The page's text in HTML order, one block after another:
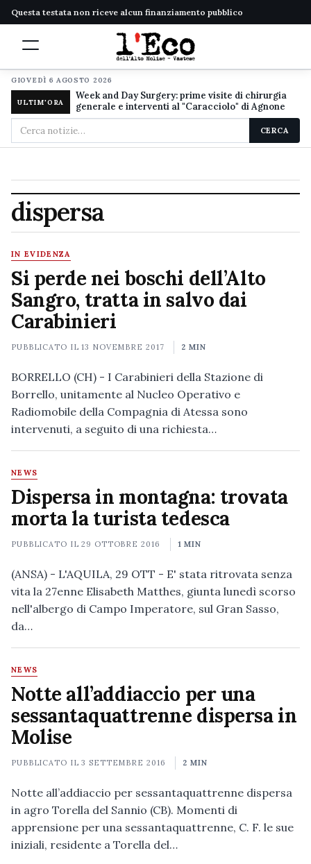
Questa testata non riceve alcun finanziamento pubblico
GIOVEDÌ 6 AGOSTO 2026
ULTIM'ORA
Week and Day Surgery: prime visite di chirurgia
generale e interventi al "Caracciolo" di Agnone
Cerca
nel
CERCA
dispersa
IN EVIDENZA
Si perde nei boschi dell’Alto
Sangro, tratta in salvo dai
Carabinieri
PUBBLICATO IL13 NOVEMBRE 2017 2 MIN
BORRELLO (CH) - I Carabinieri della Stazione di
Borrello, unitamente al Nucleo Operativo e
Radiomobile della Compagnia di Atessa sono
intervenuti, a seguito di una richiesta…
NEWS
Dispersa in montagna: trovata
morta la turista tedesca
PUBBLICATO IL29 OTTOBRE 2016 1 MIN
(ANSA) - L'AQUILA, 29 OTT - E' stata ritrovata senza
vita la 27enne Elisabeth Matthes, giunta lunedì scorso
nell'albergo di Campo Imperatore, sul Gran Sasso,
da…
NEWS
Notte all’addiaccio per una
sessantaquattrenne dispersa in
Molise
PUBBLICATO IL3 SETTEMBRE 2016 2 MIN
Notte all’addiaccio per sessantaquattrenne dispersa
in agro Torella del Sannio (CB). Momenti di
apprensione per una sessantaquattrenne, C. F. le sue
iniziali, residente a Torella del…